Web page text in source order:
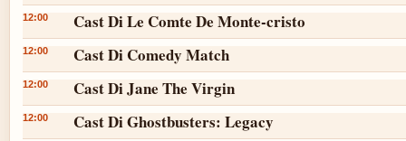
12:00 Cast Di Le Comte De Monte-cristo
12:00 Cast Di Comedy Match
12:00 Cast Di Jane The Virgin
12:00 Cast Di Ghostbusters: Legacy